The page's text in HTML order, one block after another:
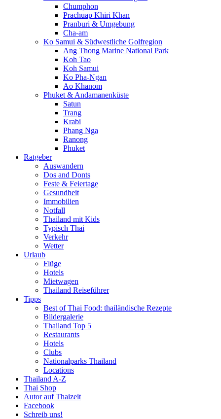
Chumphon
Prachuap Khiri Khan
Pranburi & Umgebung
Cha-am
Ko Samui & Südwestliche Golfregion
Ang Thong Marine National Park
Koh Tao
Koh Samui
Ko Pha-Ngan
Ao Khanom
Phuket & Andamanenküste
Satun
Trang
Krabi
Phang Nga
Ranong
Phuket
Ratgeber
Auswandern
Dos and Donts
Feste & Feiertage
Gesundheit
Immobilien
Notfall
Thailand mit Kids
Typisch Thai
Verkehr
Wetter
Urlaub
Flüge
Hotels
Mietwagen
Thailand Reiseführer
Tipps
Best of Thai Food: thailändische Rezepte
Bildergalerie
Thailand Top 5
Restaurants
Hotels
Clubs
Nationalparks Thailand
Locations
Thailand A-Z
Thai Shop
Autor auf Thaizeit
Facebook
Schreib uns!